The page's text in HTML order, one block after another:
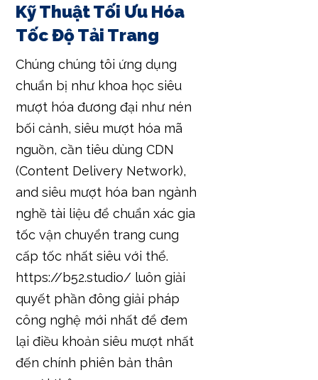
Kỹ Thuật Tối Ưu Hóa
Tốc Độ Tải Trang
Chúng chúng tôi ứng dụng
chuẩn bị như khoa học siêu
mượt hóa đương đại như nén
bối cảnh, siêu mượt hóa mã
nguồn, cần tiêu dùng CDN
(Content Delivery Network),
and siêu mượt hóa ban ngành
nghề tài liệu để chuẩn xác gia
tốc vận chuyển trang cung
cấp tốc nhất siêu với thể.
https://b52.studio/ luôn giải
quyết phần đông giải pháp
công nghệ mới nhất để đem
lại điều khoản siêu mượt nhất
đến chính phiên bản thân